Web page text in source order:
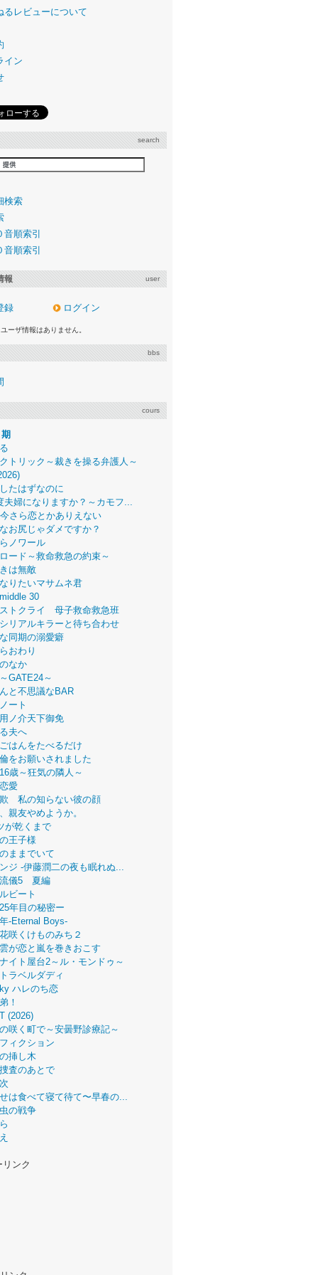
るレビューについて
イン
search
検索
順索引
順索引
報 user
録 ログイン
ーザ情報はありません。
bbs
cours
トリック～裁きを操る弁護人～
たはずなのに
夫婦になりますか？～カモフ...
さら恋とかありえない
お尻じゃダメですか？
ノワール
ード～救命救急の約束～
は無敵
りたいマサムネ君
30
トクライ 母子救命救急班
リアルキラーと待ち合わせ
同期の溺愛癖
おわり
なか
GATE24～
と不思議なBAR
ート
ノ介天下御免
夫へ
はんをたべるだけ
をお願いされました
歳～狂気の隣人～
愛
私の知らない彼の顔
親友やめようか。
が乾くまで
王子様
ままでいて
ジ -伊藤潤二の夜も眠れぬ...
儀5 夏編
ビート
年目の秘密ー
-Eternal Boys-
咲くけものみち２
が恋と嵐を巻きおこす
イト屋台2～ル・モンドゥ～
ラベルダディ
ハレのち恋
！
(2026)
咲く町で～安曇野診療記～
ィクション
挿し木
査のあとで
は食べて寝て待て〜早春の...
の戦争
ンク